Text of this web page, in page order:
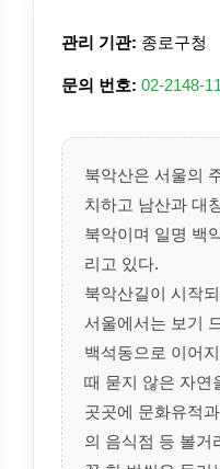
관리 기관: 종로구청
문의 번호: 02-2148-
북악산은 서울의
치하고 남산과 대
북악이며 일명 백
리고 있다.
북악산길이 시작
서울에서는 보기
백석동으로 이어
때 묻지 않은 자연
곳곳에 문화유적
의 음식점 등 볼거